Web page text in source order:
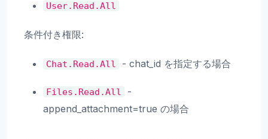
User.Read.All
条件付き権限:
Chat.Read.All - chat_id を指定する場合
Files.Read.All
-
append_attachment=true の場合